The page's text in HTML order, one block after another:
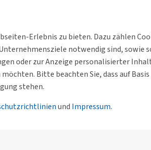
Erlebnis zu bieten. Dazu zählen
notwendig sind, sowie
oder zur Anzeige personalisierter
Bitte beachten Sie, dass auf
stehen.
und Impressum.
von Elmografico, Singerstraße 26 in
zur Verfügung gestellt.